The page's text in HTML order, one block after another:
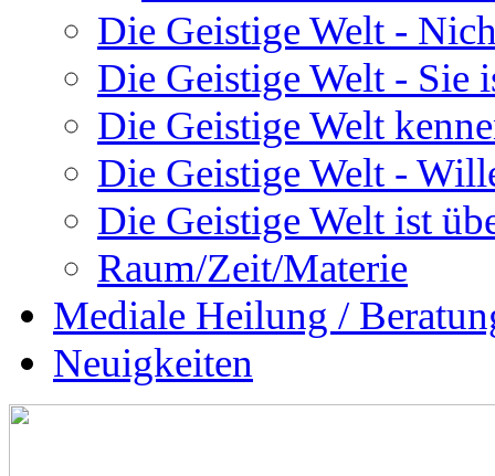
Die Geistige Welt -
Die Geistige Welt - Sie
Die Geistige Welt
Die Geistige Welt -
Die Geistige Welt ist
Raum/Zeit/Materie
Mediale Heilung /
Neuigkeiten